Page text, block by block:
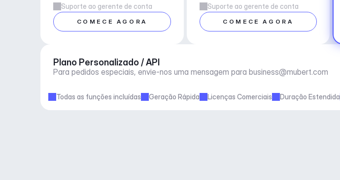
Suporte ao gerente de conta
COMECE AGORA
Suporte ao gerente de conta
COMECE AGORA
Plano Personalizado / API
Para pedidos especiais, envie-nos uma mensagem para business@mubert.com
Todas as funções incluídas Geração Rápida Licenças Comerciais Duração Estendida